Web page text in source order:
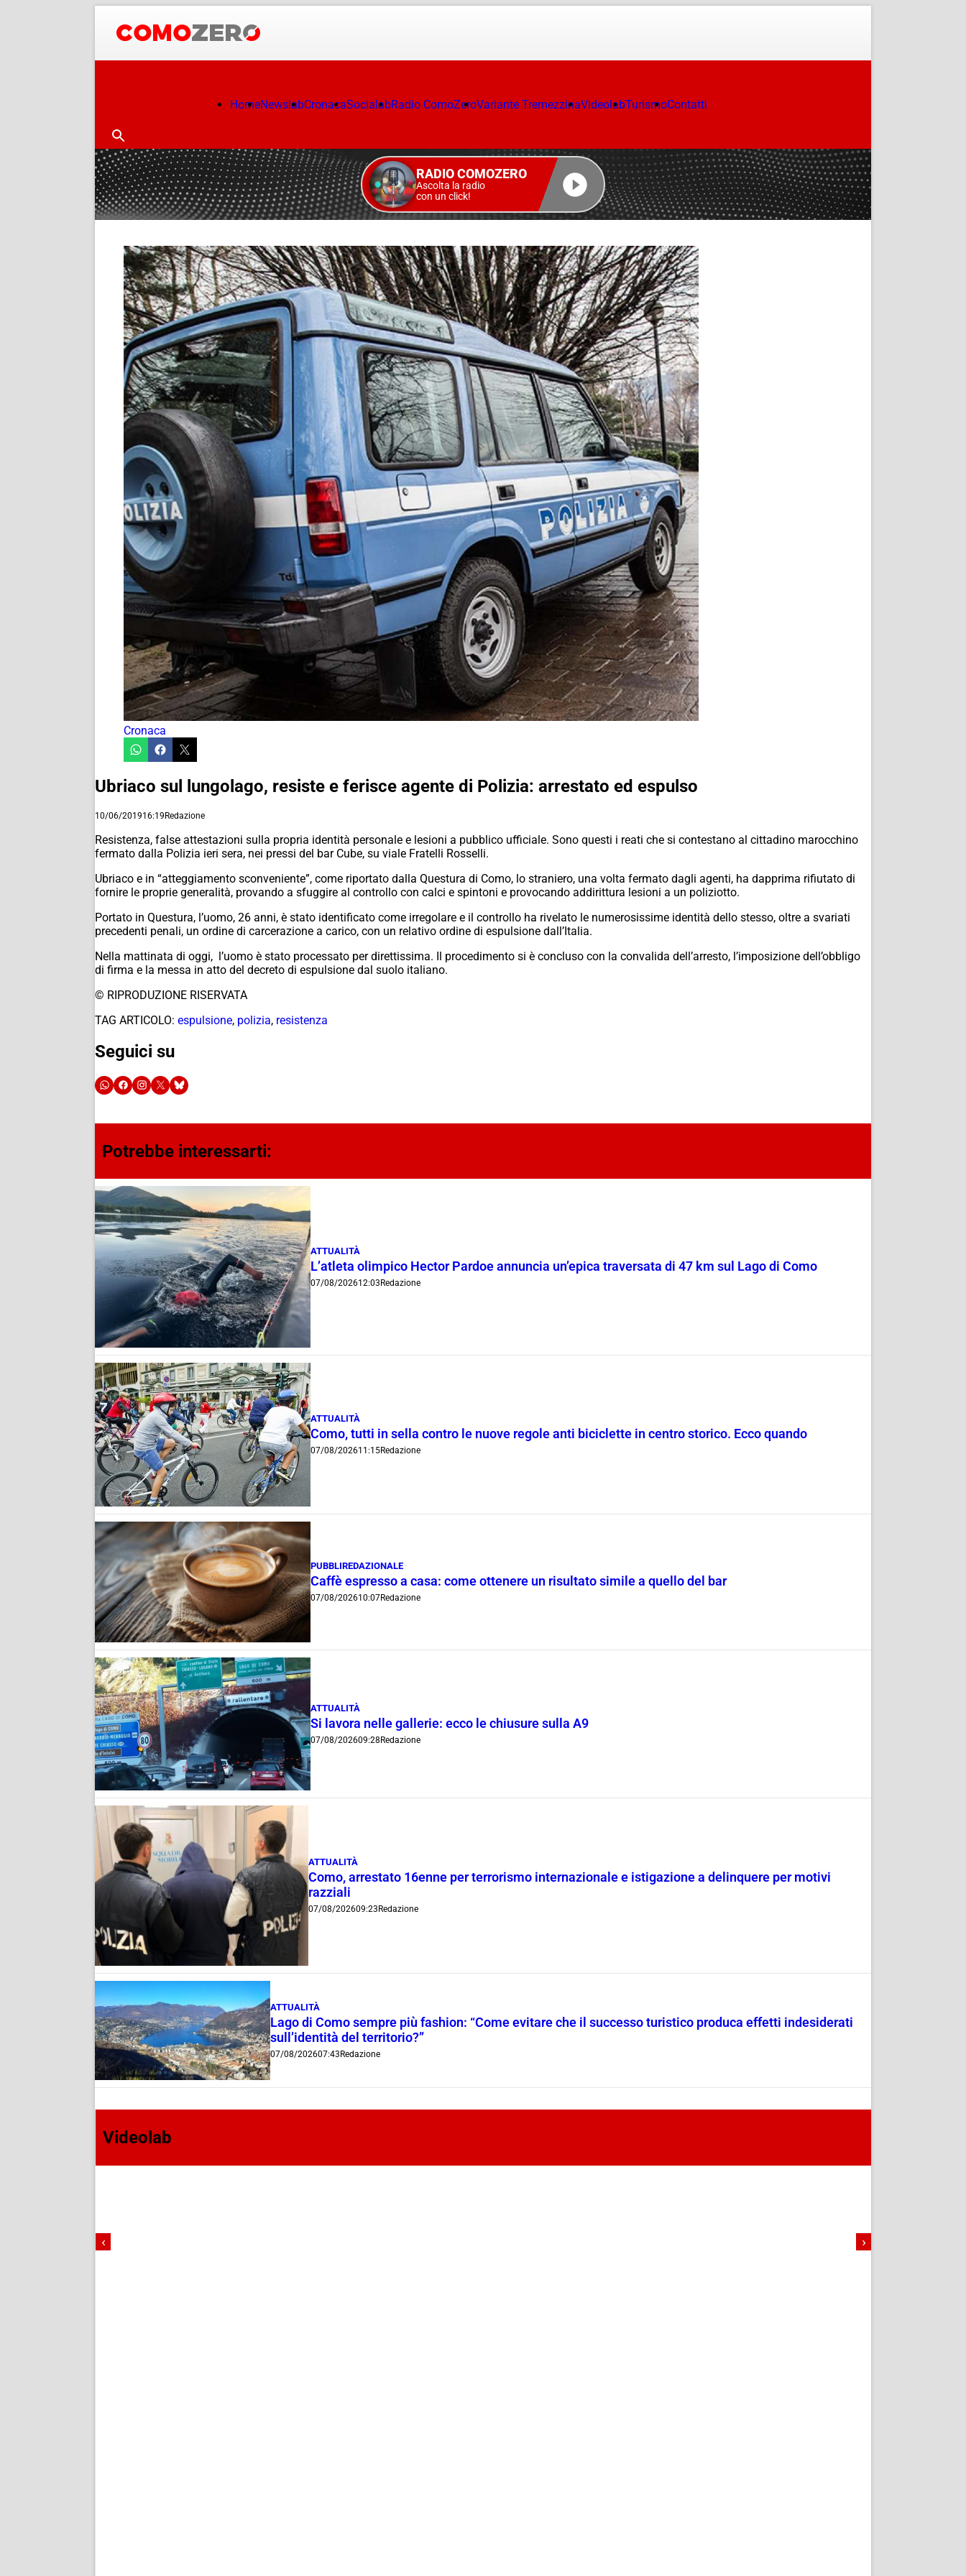
HomeNewslabCronacaSocialabRadio ComoZeroVariante TremezzinaVideolabTurismoContatti
RADIO COMOZERO
Ascolta la radio
con un click!
Cronaca
Ubriaco sul lungolago, resiste e ferisce agente di Polizia: arrestato ed espulso
10/06/201916:19Redazione
Resistenza, false attestazioni sulla propria identità personale e lesioni a pubblico ufficiale. Sono questi i reati che si contestano al cittadino marocchino
fermato dalla Polizia ieri sera, nei pressi del bar Cube, su viale Fratelli Rosselli.
Ubriaco e in “atteggiamento sconveniente”, come riportato dalla Questura di Como, lo straniero, una volta fermato dagli agenti, ha dapprima rifiutato di
fornire le proprie generalità, provando a sfuggire al controllo con calci e spintoni e provocando addirittura lesioni a un poliziotto.
Portato in Questura, l’uomo, 26 anni, è stato identificato come irregolare e il controllo ha rivelato le numerosissime identità dello stesso, oltre a svariati
precedenti penali, un ordine di carcerazione a carico, con un relativo ordine di espulsione dall’Italia.
Nella mattinata di oggi, l’uomo è stato processato per direttissima. Il procedimento si è concluso con la convalida dell’arresto, l’imposizione dell’obbligo
di firma e la messa in atto del decreto di espulsione dal suolo italiano.
© RIPRODUZIONE RISERVATA
TAG ARTICOLO: espulsione, polizia, resistenza
Seguici su
Potrebbe interessarti:
ATTUALITÀ
L’atleta olimpico Hector Pardoe annuncia un’epica traversata di 47 km sul Lago di Como
07/08/202612:03 Redazione
ATTUALITÀ
Como, tutti in sella contro le nuove regole anti biciclette in centro storico. Ecco quando
07/08/202611:15Redazione
PUBBLIREDAZIONALE
Caffè espresso a casa: come ottenere un risultato simile a quello del bar
07/08/202610:07Redazione
ATTUALITÀ
Si lavora nelle gallerie: ecco le chiusure sulla A9
07/08/202609:28 Redazione
ATTUALITÀ
Como, arrestato 16enne per terrorismo internazionale e istigazione a delinquere per motivi
razziali
07/08/202609:23 Redazione
ATTUALITÀ
Lago di Como sempre più fashion: “Come evitare che il successo turistico produca effetti indesiderati
sull’identità del territorio?”
07/08/202607:43Redazione
Videolab
‹ ›